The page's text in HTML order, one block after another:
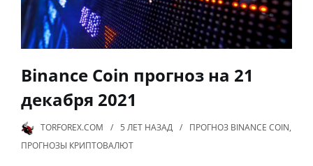
Binance Coin прогноз на 21
декабря 2021
TORFOREX.COM 5 ЛЕТ НАЗАД ПРОГНОЗ BINANCE COIN,
ПРОГНОЗЫ КРИПТОВАЛЮТ